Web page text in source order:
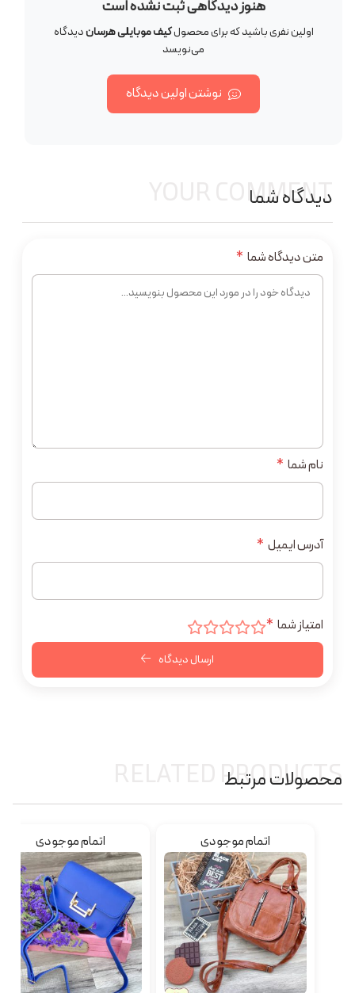
هنوز دیدگاهی ثبت نشده است
اولین نفری باشید که برای محصولکیف موبایلی هرساندیدگاه
می‌نویسد
نوشتن اولین دیدگاه
دیدگاه شما
YOUR COMMENT
نام شما *
آدرس ایمیل *
امتیاز شما *
ارسال دیدگاه
متن دیدگاه شما *
محصولات مرتبط
RELATED PRODUCTS
اتمام موجودی اتمام موجودی